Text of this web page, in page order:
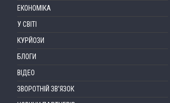
ЕКОНОМІКА
У СВІТІ
КУРЙОЗИ
БЛОГИ
ВІДЕО
ЗВОРОТНІЙ ЗВ’ЯЗОК